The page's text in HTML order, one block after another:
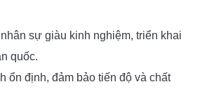
sự giàu kinh nghiệm, triển khai
quốc.
ổn định, đảm bảo tiến độ và chất